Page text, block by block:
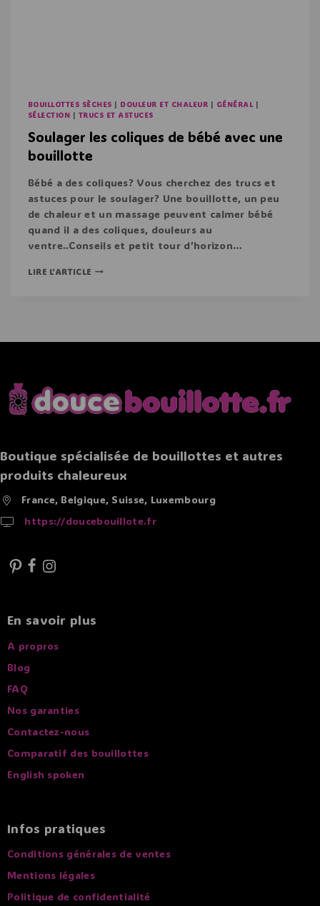
BOUILLOTTES SÈCHES | DOULEUR ET CHALEUR | GÉNÉRAL|
SÉLECTION | TRUCS ET ASTUCES
Soulager les coliques de bébé avec une
bouillotte
Bébé a des coliques? Vous cherchez des trucs et
astuces pour le soulager? Une bouillotte, un peu
de chaleur et un massage peuvent calmer bébé
quand il a des coliques, douleurs au
ventre..Conseils et petit tour d’horizon…
LIRE L'ARTICLE
Boutique spécialisée de bouillottes et autres
produits chaleureux
France, Belgique, Suisse, Luxembourg
https://doucebouillote.fr
En savoir plus
A propros
Blog
FAQ
Nos garanties
Contactez-nous
Comparatif des bouillottes
English spoken
Infos pratiques
Conditions générales de ventes
Mentions légales
Politique de confidentialité